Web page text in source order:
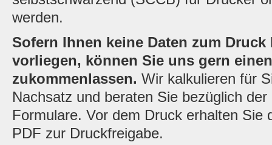
werden.
Sofern Ihnen keine Daten zum Druck
vorliegen, können Sie uns gern
zukommenlassen. Wir kalkulieren für
Nachsatz und beraten Sie bezüglich
Formulare. Vor dem Druck erhalten Sie
PDF zur Druckfreigabe.